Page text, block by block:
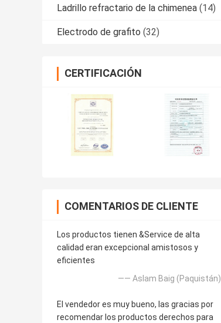
Ladrillo refractario de la chimenea (14)
Electrodo de grafito (32)
CERTIFICACIÓN
COMENTARIOS DE CLIENTE
Los productos tienen &Service de alta
calidad eran excepcional amistosos y
eficientes
—— Aslam Baig (Paquistán)
El vendedor es muy bueno, las gracias por
recomendar los productos derechos para